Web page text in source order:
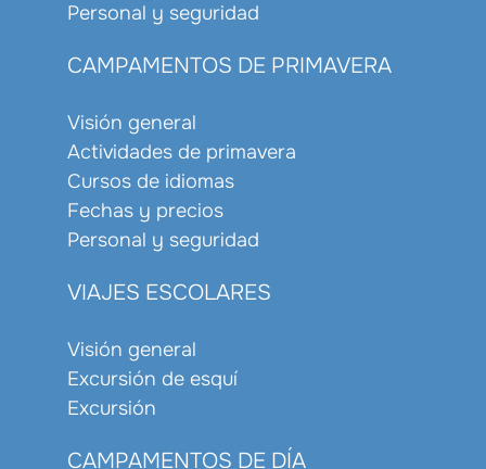
Personal y seguridad
CAMPAMENTOS DE PRIMAVERA
Visión general
Actividades de primavera
Cursos de idiomas
Fechas y precios
Personal y seguridad
VIAJES ESCOLARES
Visión general
Excursión de esquí
Excursión
CAMPAMENTOS DE DÍA